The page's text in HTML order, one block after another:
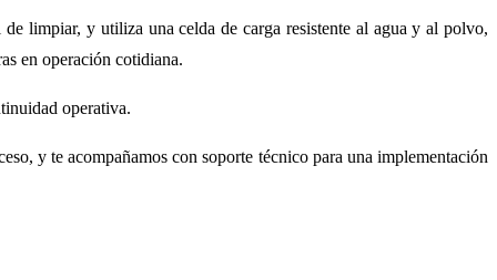
limpiar, y utiliza una celda de carga resistente al agua y al polvo,
en operación cotidiana.
operativa.
y te acompañamos con soporte técnico para una implementación